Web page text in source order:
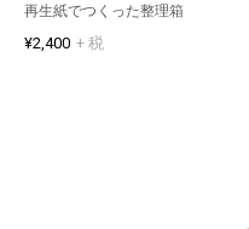
再生紙でつくった整理箱
¥2,400 + 税